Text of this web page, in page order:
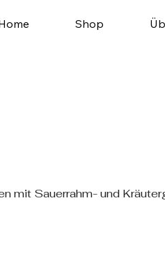
Shop
mit Sauerrahm- und